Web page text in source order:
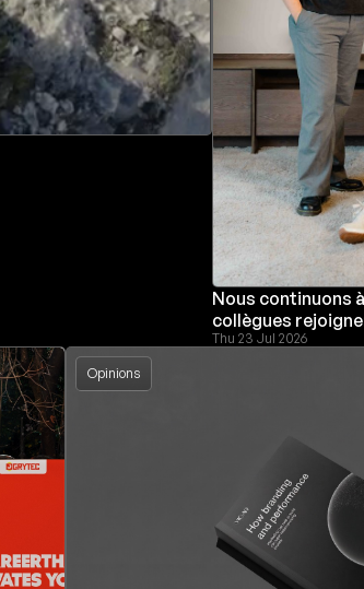
Nous continuons
collègues
Thu 23 Jul 2026
Opinions